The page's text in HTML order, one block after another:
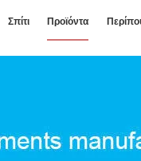
Σπίτι Προϊόντα